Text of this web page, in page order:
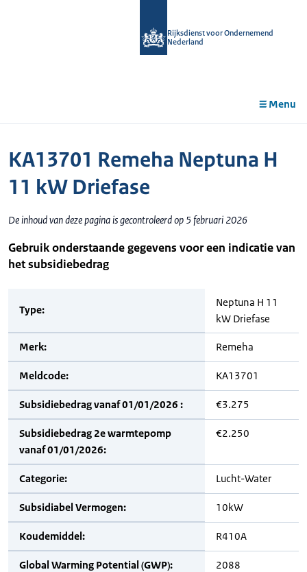
Rijksdienst voor Ondernemend
Nederland
Menu
KA13701 Remeha Neptuna H
11 kW Driefase
De inhoud van deze pagina is gecontroleerd op 5 februari 2026
Gebruik onderstaande gegevens voor een indicatie van
het subsidiebedrag
Type:
Neptuna H 11
kW Driefase
Merk: Remeha
Meldcode: KA13701
Subsidiebedrag vanaf 01/01/2026 : €3.275
Subsidiebedrag 2e warmtepomp
vanaf 01/01/2026:
€2.250
Categorie: Lucht-Water
Subsidiabel Vermogen: 10kW
Koudemiddel: R410A
Global Warming Potential (GWP): 2088